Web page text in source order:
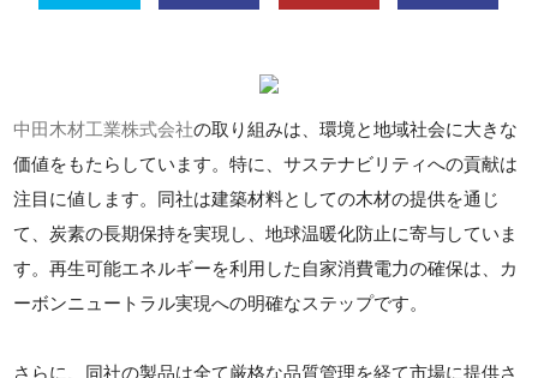
中田木材工業株式会社の取り組みは、環境と地域社会に大きな
価値をもたらしています。特に、サステナビリティへの貢献は
注目に値します。同社は建築材料としての木材の提供を通じ
て、炭素の長期保持を実現し、地球温暖化防止に寄与していま
す。再生可能エネルギーを利用した自家消費電力の確保は、カ
ーボンニュートラル実現への明確なステップです。
さらに、同社の製品は全て厳格な品質管理を経て市場に提供さ